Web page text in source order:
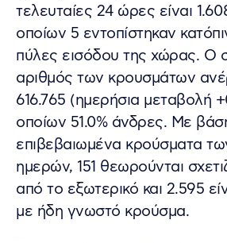
τελευταίες 24 ώρες είναι
οποίων 5 εντοπίστηκαν
πύλες εισόδου της χώρας. Ο
αριθμός των κρουσμάτων
616.765 (ημερήσια μεταβολή
οποίων 51.0% άνδρες. Με
επιβεβαιωμένα κρούσματα
ημερών, 151 θεωρούνται
από το εξωτερικό και 2.595
με ήδη γνωστό κρούσμα.